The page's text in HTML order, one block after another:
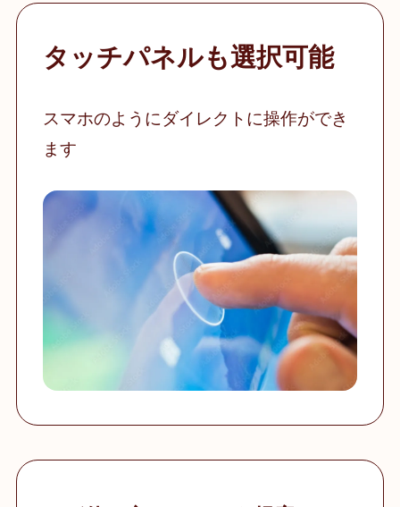
タッチパネルも選択可能
スマホのようにダイレクトに操作ができ
ます